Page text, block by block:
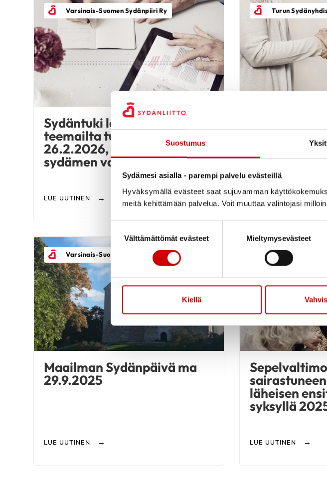
Suostumus
Sydämesi asialla - parempi palvelu evästeillä
Hyväksymällä evästeet saat sujuvamman
meitä kehittämään palvelua. Voit muuttaa valintojasi
Välttämättömät evästeet
Mieltymysevästeet
Kiellä
Varsinais-Suomen Sydänpiiri Ry
Sydäntuki lähellesi -
teemailta tulossa to
26.2.2026, aiheena
sydämen vajaatoiminta
LUE UUTINEN
Turun
LUE UUTINEN
Varsinais-Suomen Sydänpiiri Ry
Maailman Sydänpäivä ma
29.9.2025
LUE UUTINEN
Varsinais-
läheisen
syksyllä
LUE UUTINEN